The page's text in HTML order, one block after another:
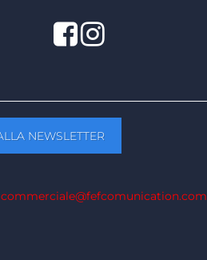
Facebook
Twitter
commerciale@fefcomunication.com